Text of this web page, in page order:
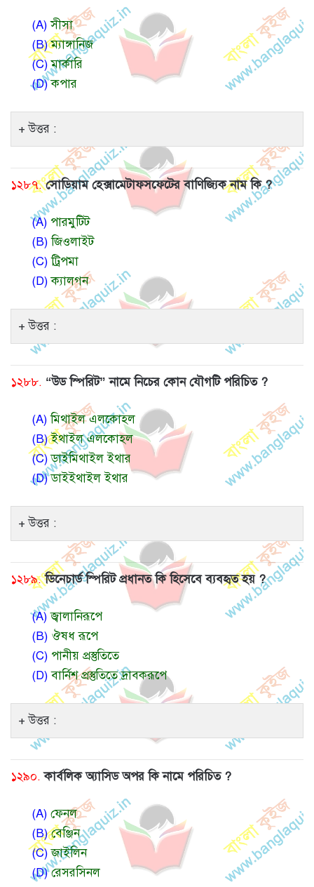
(A)সীসা
(B)ম্যাঙ্গানিজ
(C)মার্কারি
(D)কপার
উত্তর :
১২৮৭. সোডিয়াম হেক্সামেটাফসফেটের বাণিজ্যিক নাম কি ?
(A) পারমুটিট
(B)জিওলাইট
(C)ট্রিপমা
(D)ক্যালগন
উত্তর :
১২৮৮. “উড স্পিরিট” নামে নিচের কোন যৌগটি পরিচিত ?
(A)মিথাইল এলকোহল
(B)ইথাইল এলকোহল
(C)ডাইমিথাইল ইথার
(D)ডাইইথাইল ইথার
উত্তর :
১২৮৯. ডিনেচার্ড স্পিরিট প্রধানত কি হিসেবে ব্যবহৃত হয় ?
(A)জ্বালানিরূপে
(B) ঔষধ রূপে
(C) পানীয় প্রস্তুতিতে
(D)বার্নিশ প্রস্তুতিতে দ্রাবকরূপে
উত্তর :
১২৯০. কার্বলিক অ্যাসিড অপর কি নামে পরিচিত ?
(A) ফেনল
(B)বেঞ্জিন
(C)জাইলিন
(D)রেসরসিনল